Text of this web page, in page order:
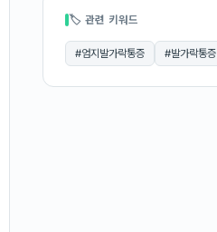
🏷 관련 키워드
#엄지발가락통증 #발가락통증